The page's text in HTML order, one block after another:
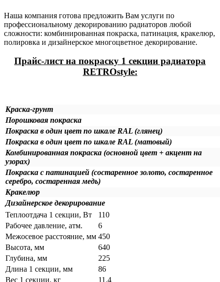
Наша компания готова предложить Вам услуги по
профессиональному декорированию радиаторов любой
сложности: комбинированная покраска, патинация, кракелюр,
полировка и дизайнерское многоцветное декорирование.
Прайс-лист на покраску 1 секции радиатора
RETROstyle:
Краска-грунт
Порошковая покраска
Покраска в один цвет по шкале RAL (глянец)
Покраска в один цвет по шкале RAL (матовый)
Комбинированная покраска (основной цвет + акцент на
узорах)
Покраска с патинацией (состаренное золото, состаренное
серебро, состаренная медь)
Кракелюр
Дизайнерское декорирование
Теплоотдача 1 секции, Вт
110
Рабочее давление, атм.
6
Межосевое расстояние, мм 450
Высота, мм
640
Глубина, мм
225
Длина 1 секции, мм
86
Вес 1 секции, кг
11.4